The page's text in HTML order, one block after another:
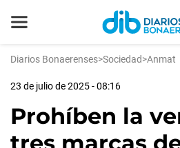
Diarios Bonaerenses>Sociedad>Anmat
23 de julio de 2025 - 08:16
Prohíben la